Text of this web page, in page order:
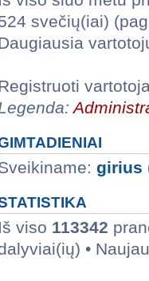
svečių(iai)
girius
Iš viso 113342
•